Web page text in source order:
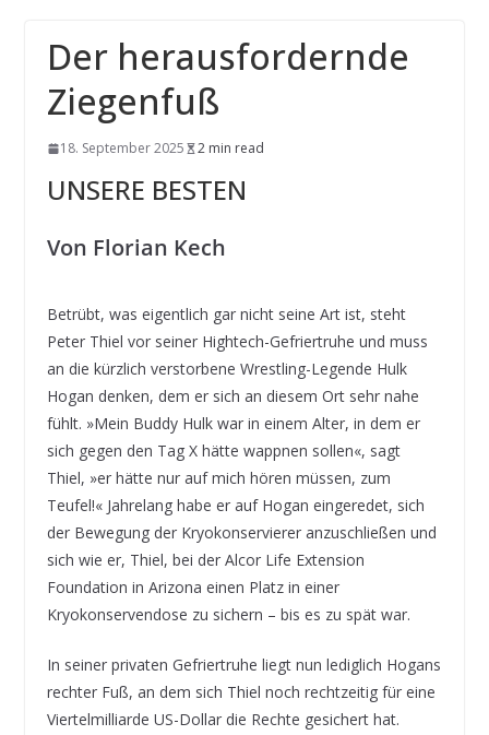
Der herausfordernde
Ziegenfuß
18. September 2025 2 min read
UNSERE BESTEN
Von Florian Kech
Betrübt, was eigentlich gar nicht seine Art ist, steht
Peter Thiel vor seiner Hightech-Gefriertruhe und muss
an die kürzlich verstorbene Wrestling-Legende Hulk
Hogan denken, dem er sich an diesem Ort sehr nahe
fühlt. »Mein Buddy Hulk war in einem Alter, in dem er
sich gegen den Tag X hätte wappnen sollen«, sagt
Thiel, »er hätte nur auf mich hören müssen, zum
Teufel!« Jahrelang habe er auf Hogan eingeredet, sich
der Bewegung der Kryokonservierer anzuschließen und
sich wie er, Thiel, bei der Alcor Life Extension
Foundation in Arizona einen Platz in einer
Kryokonservendose zu sichern – bis es zu spät war.
In seiner privaten Gefriertruhe liegt nun lediglich Hogans
rechter Fuß, an dem sich Thiel noch rechtzeitig für eine
Viertelmilliarde US-Dollar die Rechte gesichert hat.